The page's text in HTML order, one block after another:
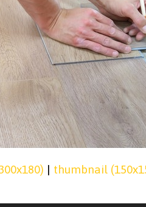
| thumbnail